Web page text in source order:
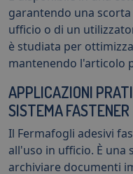
garantendo una
ufficio o di un
è studiata per
mantenendo l'articolo
APPLICAZIONI
SISTEMA FASTENER
Il Fermafogli adesivi
all'uso in ufficio. È una
archiviare documenti